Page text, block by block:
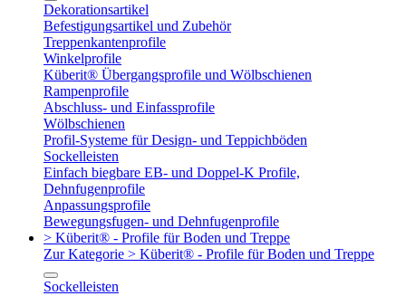
Dekorationsartikel
Befestigungsartikel und Zubehör
Treppenkantenprofile
Winkelprofile
Küberit® Übergangsprofile und Wölbschienen
Rampenprofile
Abschluss- und Einfassprofile
Wölbschienen
Profil-Systeme für Design- und Teppichböden
Sockelleisten
Einfach biegbare EB- und Doppel-K Profile,
Dehnfugenprofile
Anpassungsprofile
Bewegungsfugen- und Dehnfugenprofile
> Küberit® - Profile für Boden und Treppe
Zur Kategorie > Küberit® - Profile für Boden und Treppe
Sockelleisten